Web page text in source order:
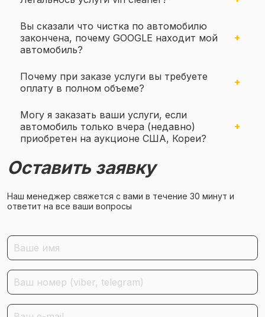
Вы сказали что чистка по автомобилю
закончена, почему GOOGLE находит мой
автомобиль?
Почему при заказе услуги вы требуете
оплату в полном объеме?
Могу я заказать ваши услуги, если
автомобиль только вчера (недавно)
приобретен на аукционе США, Кореи?
Оставить заявку
Наш менеджер свяжется с вами в течение 30 минут и
ответит на все ваши вопросы